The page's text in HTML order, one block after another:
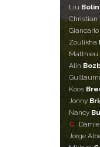
Liu Bolin
Christian
Giancarlo
Zoulikha
Matthieu
Alin
Koos
Jonny
Nancy
C
Jorge